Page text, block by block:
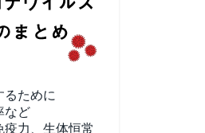
るために
など
力、生体恒常